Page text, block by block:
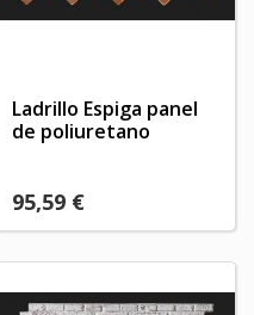
Ladrillo Espiga panel
de poliuretano
95,59 €